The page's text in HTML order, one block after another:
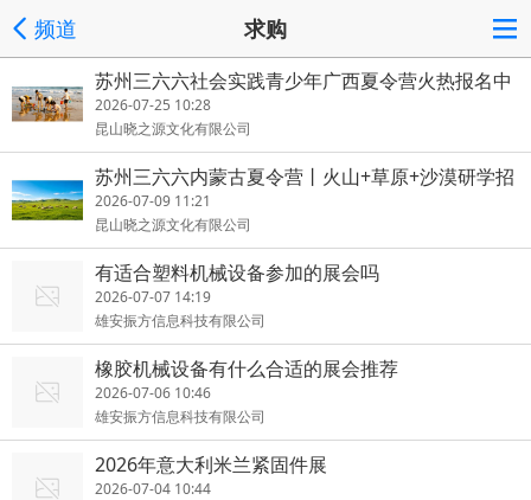
频道 求购
苏州三六六社会实践青少年广西夏令营火热报名中
2026-07-25 10:28
昆山晓之源文化有限公司
苏州三六六内蒙古夏令营丨火山+草原+沙漠研学招
生中
2026-07-09 11:21
昆山晓之源文化有限公司
有适合塑料机械设备参加的展会吗
2026-07-07 14:19
雄安振方信息科技有限公司
橡胶机械设备有什么合适的展会推荐
2026-07-06 10:46
雄安振方信息科技有限公司
2026年意大利米兰紧固件展
2026-07-04 10:44